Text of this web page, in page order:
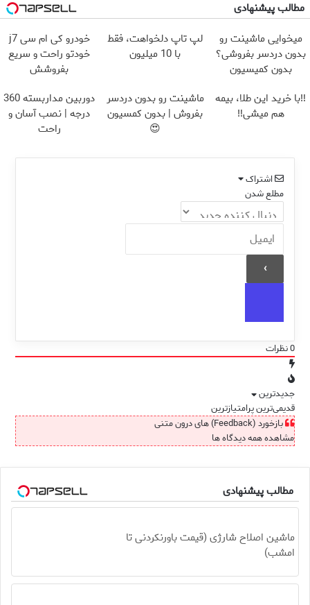
مطالب پیشنهادی
میخوایی ماشینت رو
بدون دردسر بفروشی؟
بدون کمیسیون
لپ تاپ دلخواهت، فقط
با 10 میلیون
خودرو کی ام سی j7
خودتو راحت و سریع
بفروشش
‼️با خرید این طلا، بیمه
هم میشی‼️
ماشینت رو بدون دردسر
بفروش | بدون کمسیون
😍
دوربین مداربسته 360
درجه | نصب آسان و
راحت
اشتراک
مطلع شدن
0نظرات
جدیدترین
قدیمی‌ترینپرامتیازترین
بازخورد (Feedback) های درون متنی
مشاهده همه دیدگاه ها
مطالب پیشنهادی
ماشین اصلاح شارژی (قیمت باورنکردنی تا
امشب)